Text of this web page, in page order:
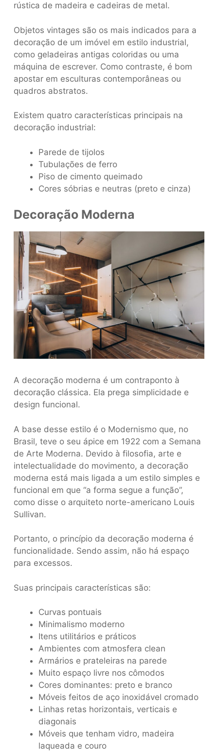
rústica de madeira e cadeiras de metal.
Objetos vintages são os mais indicados para a
decoração de um imóvel em estilo industrial,
como geladeiras antigas coloridas ou uma
máquina de escrever. Como contraste, é bom
apostar em esculturas contemporâneas ou
quadros abstratos.
Existem quatro características principais na
decoração industrial:
Parede de tijolos
Tubulações de ferro
Piso de cimento queimado
Cores sóbrias e neutras (preto e cinza)
Decoração Moderna
A decoração moderna é um contraponto à
decoração clássica. Ela prega simplicidade e
design funcional.
A base desse estilo é o Modernismo que, no
Brasil, teve o seu ápice em 1922 com a Semana
de Arte Moderna. Devido à filosofia, arte e
intelectualidade do movimento, a decoração
moderna está mais ligada a um estilo simples e
funcional em que “a forma segue a função”,
como disse o arquiteto norte-americano Louis
Sullivan.
Portanto, o princípio da decoração moderna é
funcionalidade. Sendo assim, não há espaço
para excessos.
Suas principais características são:
Curvas pontuais
Minimalismo moderno
Itens utilitários e práticos
Ambientes com atmosfera clean
Armários e prateleiras na parede
Muito espaço livre nos cômodos
Cores dominantes: preto e branco
Móveis feitos de aço inoxidável cromado
Linhas retas horizontais, verticais e
diagonais
Móveis que tenham vidro, madeira
laqueada e couro